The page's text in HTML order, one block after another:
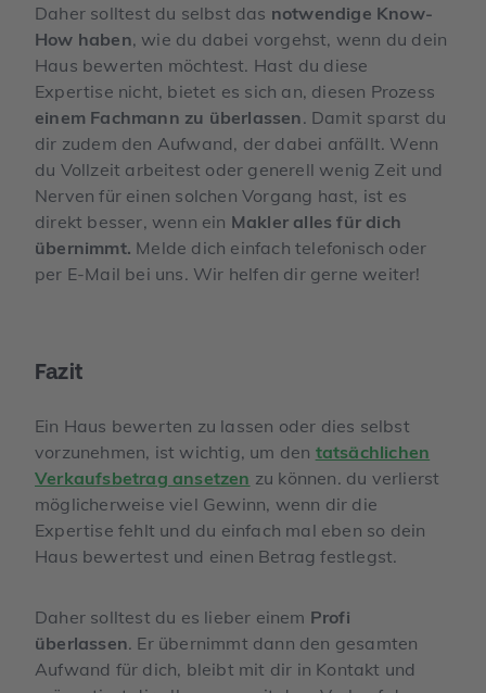
Daher solltest du selbst das notwendige Know-
How haben, wie du dabei vorgehst, wenn du dein
Haus bewerten möchtest. Hast du diese
Expertise nicht, bietet es sich an, diesen Prozess
einem Fachmann zu überlassen. Damit sparst du
dir zudem den Aufwand, der dabei anfällt. Wenn
du Vollzeit arbeitest oder generell wenig Zeit und
Nerven für einen solchen Vorgang hast, ist es
direkt besser, wenn ein Makler alles für dich
übernimmt. Melde dich einfach telefonisch oder
per E-Mail bei uns. Wir helfen dir gerne weiter!
Fazit
Ein Haus bewerten zu lassen oder dies selbst
vorzunehmen, ist wichtig, um den tatsächlichen
Verkaufsbetrag ansetzen zu können. du verlierst
möglicherweise viel Gewinn, wenn dir die
Expertise fehlt und du einfach mal eben so dein
Haus bewertest und einen Betrag festlegst.
Daher solltest du es lieber einem Profi
überlassen. Er übernimmt dann den gesamten
Aufwand für dich, bleibt mit dir in Kontakt und